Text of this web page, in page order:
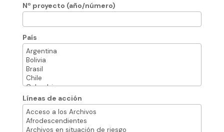
Nº proyecto (año/número)
País
Líneas de acción